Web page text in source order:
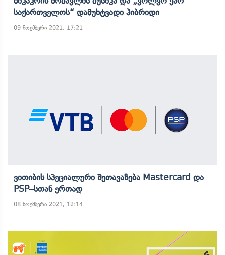
Საქართველოს“ Დამუხტვადი Ჰიბრიდი
09 ნოემბერი 2021, 17:21
Ვითიბის Სპეციალური Შეთავაზება Mastercard Და
PSP–Სთან Ერთად
08 ნოემბერი 2021, 12:14